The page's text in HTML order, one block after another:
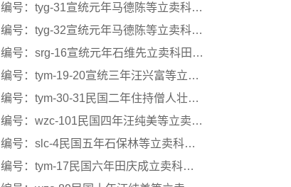
编号：tyg-31宣统元年马德陈等立卖科田文契
编号：tyg-32宣统元年马德陈等立卖科田文契
编号：srg-16宣统元年石维先立卖科田文契
编号：tym-19-20宣统三年汪兴富等立卖科田文契
编号：tym-30-31民国二年住持僧人壮和立卖科田文契
编号：wzc-101民国四年汪纯美等立卖科田文契
编号：slc-4民国五年石保林等立卖科田文契
编号：tym-17民国六年田庆成立卖科田文契